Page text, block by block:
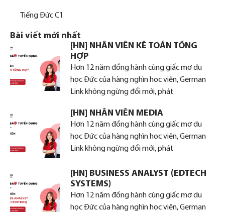
Tiếng Đức C1
Bài viết mới nhất
[HN] NHÂN VIÊN KẾ TOÁN TỔNG
HỢP
Hơn 12 năm đồng hành cùng giấc mơ du
học Đức của hàng nghìn học viên, German
Link không ngừng đổi mới, phát
[HN] NHÂN VIÊN MEDIA
Hơn 12 năm đồng hành cùng giấc mơ du
học Đức của hàng nghìn học viên, German
Link không ngừng đổi mới, phát
[HN] BUSINESS ANALYST (EDTECH
SYSTEMS)
Hơn 12 năm đồng hành cùng giấc mơ du
học Đức của hàng nghìn học viên, German